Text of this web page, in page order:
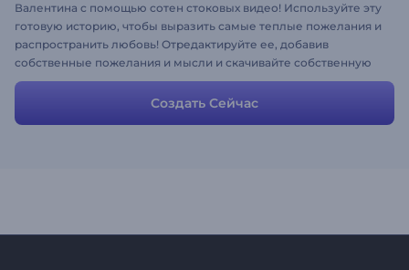
Валентина с помощью сотен стоковых видео! Используйте эту
готовую историю, чтобы выразить самые теплые пожелания и
распространить любовь! Отредактируйте ее, добавив
собственные пожелания и мысли и скачивайте собственную
версию уже через считанные минуты. Удивите аудиторию
Создать Сейчас